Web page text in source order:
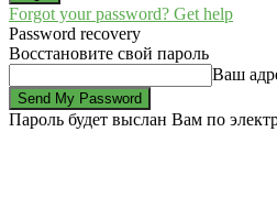
Forgot your password? Get help
Password recovery
Восстановите свой пароль
Ваш
Пароль будет выслан Вам по